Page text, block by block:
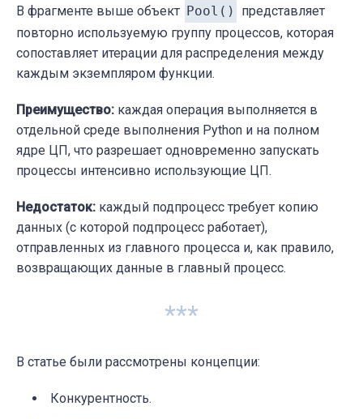
with Pool() as p:
collected_data =
for data_stream in collected_data:
        logging.info(
    logging.info(
def request_function(url):
    connection = url_request.urlopen(url)
    data_stream = str(connection.read())
return { 'url': url, 'data_stream'
# Setting a logger to track the
    logging.basicConfig(format=
    s = time.perf_counter()
В фрагменте выше объект Pool()
представляет
повторно используемую группу процессов, которая
сопоставляет итерации для распределения между
каждым экземпляром функции.
Преимущество: каждая операция выполняется в
отдельной среде выполнения Python и на полном
ядре ЦП, что разрешает одновременно запускать
процессы интенсивно использующие ЦП.
Недостаток: каждый подпроцесс требует копию
данных (с которой подпроцесс работает),
отправленных из главного процесса и, как правило,
возвращающих данные в главный процесс.
***
В статье были рассмотрены концепции:
Конкурентность.